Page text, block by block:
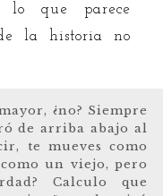
lo que parece
la historia no
¿no? Siempre
de arriba abajo al
te mueves como
un viejo, pero
Calculo que